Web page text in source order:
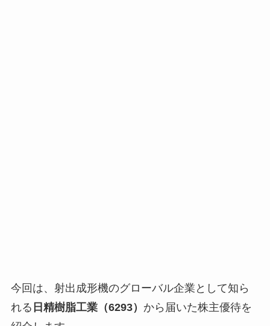
今回は、射出成形機のグローバル企業として知ら
れる 日精樹脂工業（6293） から届いた株主優待を